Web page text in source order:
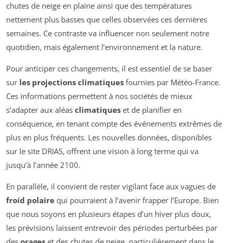
chutes de neige en plaine ainsi que des températures
nettement plus basses que celles observées ces dernières
semaines. Ce contraste va influencer non seulement notre
quotidien, mais également l’environnement et la nature.
Pour anticiper ces changements, il est essentiel de se baser
sur les projections climatiques fournies par Météo-France.
Ces informations permettent à nos sociétés de mieux
s’adapter aux aléas climatiques et de planifier en
conséquence, en tenant compte des événements extrêmes de
plus en plus fréquents. Les nouvelles données, disponibles
sur le site DRIAS, offrent une vision à long terme qui va
jusqu’à l’année 2100.
En parallèle, il convient de rester vigilant face aux vagues de
froid polaire qui pourraient à l’avenir frapper l’Europe. Bien
que nous soyons en plusieurs étapes d’un hiver plus doux,
les prévisions laissent entrevoir des périodes perturbées par